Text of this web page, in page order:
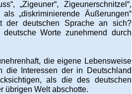
„Zigeuner“, Zigeunerschnitzel“,
„diskriminierende Äußerungen“
der deutschen Sprache an sich?
Worte zunehmend durch
die eigene Lebensweise
die Interessen der in Deutschland
als die des deutschen
übrigen Welt abschotte.